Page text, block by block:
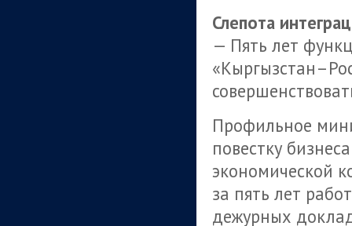
Слепота
— Пять лет
Профильное
повестку
экономической
за пять лет
дежурных